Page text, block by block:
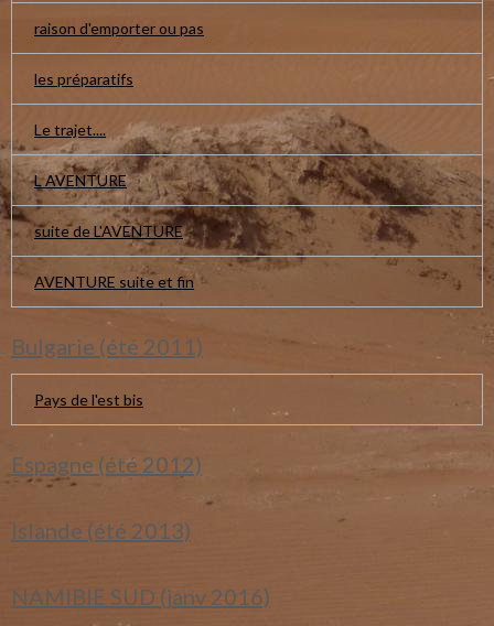
raison d'emporter ou pas
les préparatifs
Le trajet....
L AVENTURE
suite de L'AVENTURE
AVENTURE suite et fin
Bulgarie (été 2011)
Pays de l'est bis
Espagne (été 2012)
Islande (été 2013)
NAMIBIE SUD (janv 2016)